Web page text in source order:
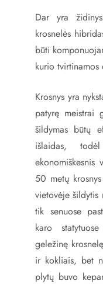
Dar yra
krosnelės
būti
kurio tvirtinamos
Krosnys yra
patyrę meistrai
šildymas būtų
išlaidas,
50 metų
vietovėje šildytis
tik senuose
karo
geležinę
ir kokliais, bet
plytų buvo